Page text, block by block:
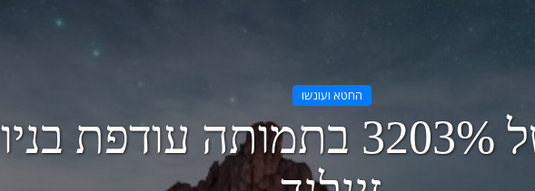
החטא ועונשו
עליה של 3203% בתמותה עודפת בניו